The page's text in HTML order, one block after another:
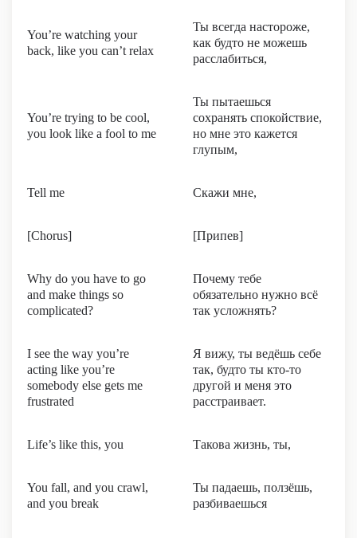
You’re watching your
back, like you can’t relax
Ты всегда настороже,
как будто не можешь
расслабиться,
You’re trying to be cool,
you look like a fool to me
Ты пытаешься
сохранять спокойствие,
но мне это кажется
глупым,
Tell me Скажи мне,
[Chorus] [Припев]
Why do you have to go
and make things so
complicated?
Почему тебе
обязательно нужно всё
так усложнять?
I see the way you’re
acting like you’re
somebody else gets me
frustrated
Я вижу, ты ведёшь себе
так, будто ты кто-то
другой и меня это
расстраивает.
Life’s like this, you Такова жизнь, ты,
You fall, and you crawl,
and you break
Ты падаешь, ползёшь,
разбиваешься